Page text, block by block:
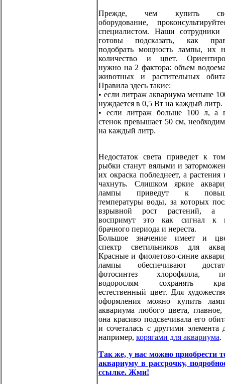
Прежде, чем купить
оборудование,
специалистом. Наши сотрудники
готовы подсказать, как
подобрать мощность лампы, их
количество и цвет.
нужно на 2 фактора: объем
животных и растительных
Правила здесь такие:
• если литраж аквариума меньше
нуждается в 0,5 Вт на каждый литр.
• если литраж больше 100 л, а
стенок превышает 50 см,
на каждый литр.
Недостаток света приведет к
рыбки станут вялыми и
их окраска побледнеет, а растения
чахнуть. Слишком яркие
лампы приведут к
температуры воды, за которых
взрывной рост растений, а
воспримут это как сигнал к
брачного периода и нереста.
Большое значение имеет и
спектр светильников для
Красные и фиолетово-синие
лампы обеспечивают
фотосинтез хлорофилла,
водорослям сохранять
естественный цвет. Для
оформления можно купить
аквариума любого цвета,
она красиво подсвечивала его
и сочеталась с другими элемента
например, корягами для аквариума.
Так же, у нас можно приобрести
аквариуму в рассрочку,
ссылке. Жми!